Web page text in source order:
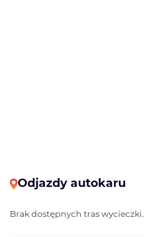
Odjazdy autokaru
Brak dostępnych tras wycieczki.